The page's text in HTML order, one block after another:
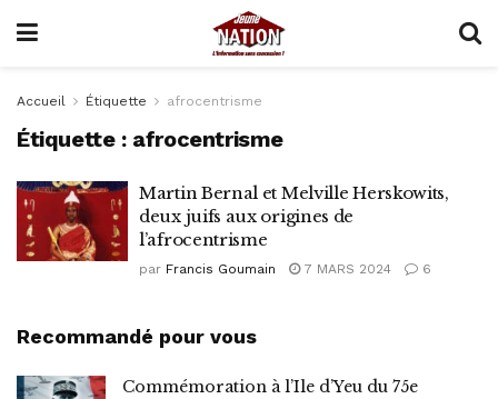
Accueil Étiquette afrocentrisme
Étiquette : afrocentrisme
Martin Bernal et Melville Herskowits,
deux juifs aux origines de
l’afrocentrisme
par Francis Goumain 7 MARS 2024 6
Recommandé pour vous
Commémoration à l’Ile d’Yeu du 75e